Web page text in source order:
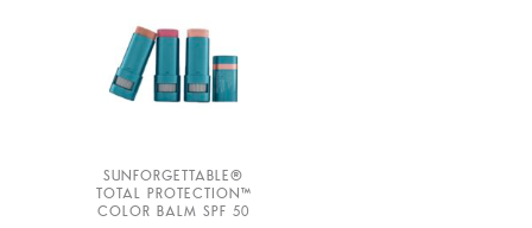
SUNFORGETTABLE®
TOTAL PROTECTION™
COLOR BALM SPF 50